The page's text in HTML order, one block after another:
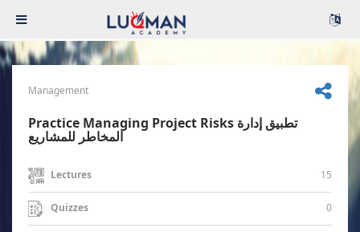
Management
Practice Managing Project Risks تطبيق إدارة
المخاطر للمشاريع
Lectures 15
Quizzes 0